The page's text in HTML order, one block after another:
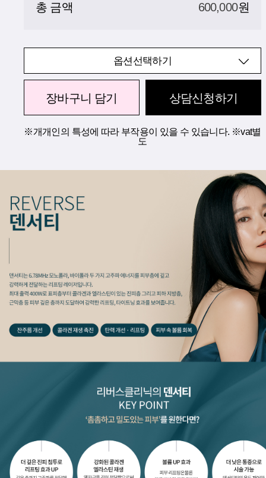
총 금액 600,000원
옵션선택하기
장바구니 담기 상담신청하기
※개개인의 특성에 따라 부작용이 있을 수 있습니다. ※vat별
도